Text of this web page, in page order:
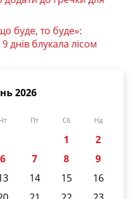
буде, то буде»:
блукала лісом
2026
Чт Пт Сб Нд
1
2
6 7 8
9
14 15
16